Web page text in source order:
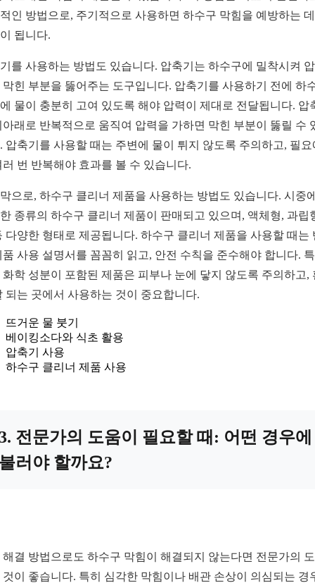
인 방법으로, 주기적으로 사용하면 하수구 막힘을 예방하는
됩니다.
를 사용하는 방법도 있습니다. 압축기는 하수구에 밀착시켜
막힌 부분을 뚫어주는 도구입니다. 압축기를 사용하기 전에 하
물이 충분히 고여 있도록 해야 압력이 제대로 전달됩니다. 압
아래로 반복적으로 움직여 압력을 가하면 막힌 부분이 뚫릴 수
압축기를 사용할 때는 주변에 물이 튀지 않도록 주의하고, 필요
러 번 반복해야 효과를 볼 수 있습니다.
으로, 하수구 클리너 제품을 사용하는 방법도 있습니다. 시중
종류의 하수구 클리너 제품이 판매되고 있으며, 액체형, 과립
다양한 형태로 제공됩니다. 하수구 클리너 제품을 사용할 때는
품 사용 설명서를 꼼꼼히 읽고, 안전 수칙을 준수해야 합니다.
화학 성분이 포함된 제품은 피부나 눈에 닿지 않도록 주의하고,
되는 곳에서 사용하는 것이 중요합니다.
뜨거운 물 붓기
베이킹소다와 식초 활용
압축기 사용
하수구 클리너 제품 사용
전문가의 도움이 필요할 때: 어떤 경우에
러야 할까요?
해결 방법으로도 하수구 막힘이 해결되지 않는다면 전문가의
것이 좋습니다. 특히 심각한 막힘이나 배관 손상이 의심되는 경